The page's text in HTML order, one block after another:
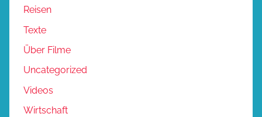
Reisen
Texte
Über Filme
Uncategorized
Videos
Wirtschaft